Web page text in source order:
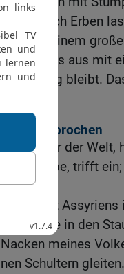
noch Erben
zu einem
kehre es aus mit
übrig bleibt.
wird zerbrochen
Herrscher der
habe, trifft
Macht
ich sie in den
meines
Schultern